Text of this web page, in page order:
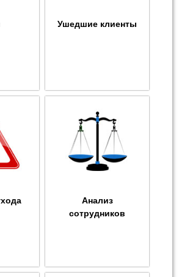
Ушедшие клиенты
Анализ
сотрудников